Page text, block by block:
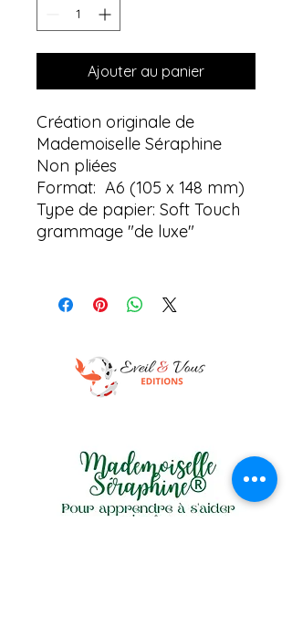
Ajouter au panier
Création originale de
Mademoiselle Séraphine
Non pliées
Format: A6 (105 x 148 mm)
Type de papier: Soft Touch
grammage "de luxe"